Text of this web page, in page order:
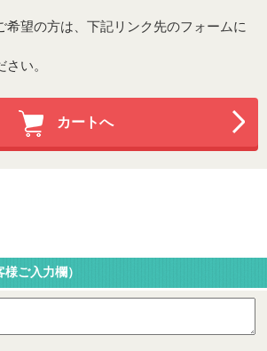
希望の方は、下記リンク先のフォームに
さい。
カートへ
ご入力欄）